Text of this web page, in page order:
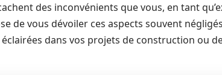
des inconvénients que vous, en tant
de vous dévoiler ces aspects souvent
dans vos projets de construction ou